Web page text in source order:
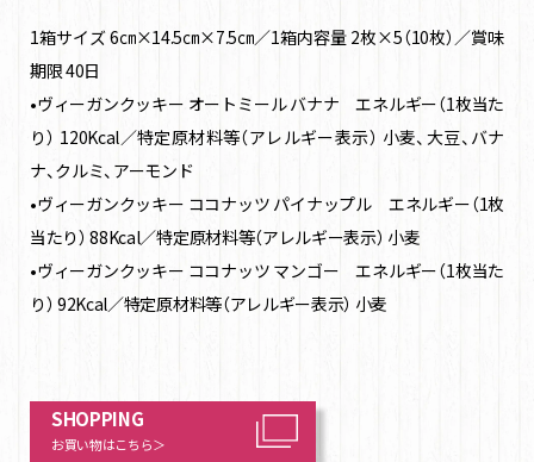
1箱サイズ 6㎝×14.5㎝×7.5㎝／1箱内容量 2枚×5（10枚）／賞味
期限 40日
•ヴィーガンクッキー オートミール バナナ エネルギー（1枚当た
り） 120Kcal／特定原材料等（アレルギー表示） 小麦、大豆、バナ
ナ、クルミ、アーモンド
•ヴィーガンクッキー ココナッツ パイナップル エネルギー（1枚
当たり） 88Kcal／特定原材料等（アレルギー表示） 小麦
•ヴィーガンクッキー ココナッツ マンゴー エネルギー（1枚当た
り） 92Kcal／特定原材料等（アレルギー表示） 小麦
SHOPPING
お買い物はこちら＞